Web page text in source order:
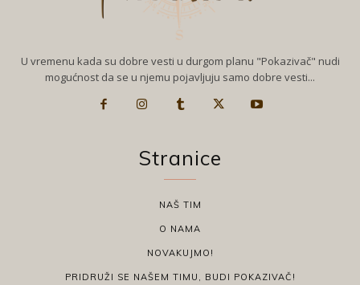
U vremenu kada su dobre vesti u durgom planu "Pokazivač" nudi
mogućnost da se u njemu pojavljuju samo dobre vesti...
Stranice
NAŠ TIM
O NAMA
NOVAKUJMO!
PRIDRUŽI SE NAŠEM TIMU, BUDI POKAZIVAČ!